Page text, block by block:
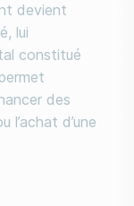
devient
lui
constitué
des
l’achat d’une